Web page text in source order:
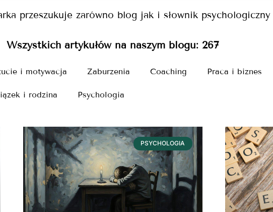
przeszukuje zarówno blog jak i słownik psychologiczny
Wszystkich artykułów na naszym blogu: 267
i motywacja Zaburzenia Coaching Praca i biznes
i rodzina Psychologia
PSYCHOLOGIA